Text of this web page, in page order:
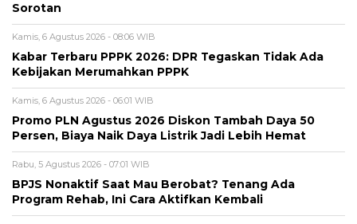
Sorotan
Kamis, 6 Agustus 2026 - 08:06 WIB
Kabar Terbaru PPPK 2026: DPR Tegaskan Tidak Ada
Kebijakan Merumahkan PPPK
Kamis, 6 Agustus 2026 - 06:01 WIB
Promo PLN Agustus 2026 Diskon Tambah Daya 50
Persen, Biaya Naik Daya Listrik Jadi Lebih Hemat
Rabu, 5 Agustus 2026 - 07:01 WIB
BPJS Nonaktif Saat Mau Berobat? Tenang Ada
Program Rehab, Ini Cara Aktifkan Kembali